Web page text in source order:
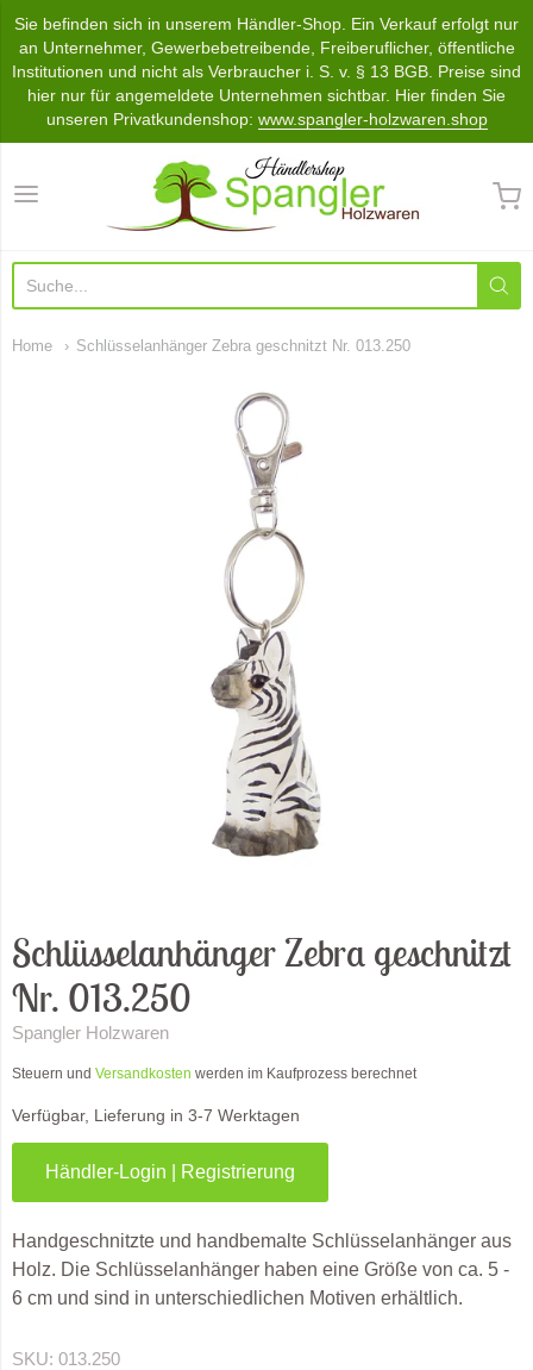
Sie befinden sich in unserem Händler-Shop. Ein Verkauf erfolgt nur
an Unternehmer, Gewerbebetreibende, Freiberuflicher, öffentliche
Institutionen und nicht als Verbraucher i. S. v. § 13 BGB. Preise sind
hier nur für angemeldete Unternehmen sichtbar. Hier finden Sie
unseren Privatkundenshop: www.spangler-holzwaren.shop
Händlershop Spangler
Home Schlüsselanhänger Zebra geschnitzt Nr. 013.250
Schlüsselanhänger Zebra geschnitzt
Nr. 013.250
Spangler Holzwaren
Steuern und Versandkosten werden im Kaufprozess berechnet
Verfügbar, Lieferung in 3-7 Werktagen
Händler-Login | Registrierung
Handgeschnitzte und handbemalte Schlüsselanhänger aus
Holz. Die Schlüsselanhänger haben eine Größe von ca. 5 -
6 cm und sind in unterschiedlichen Motiven erhältlich.
SKU: 013.250